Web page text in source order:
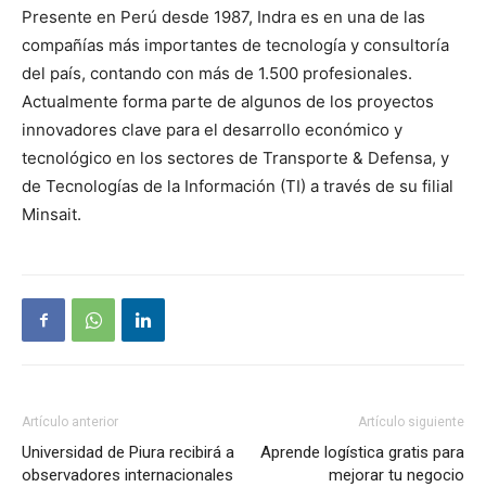
Presente en Perú desde 1987, Indra es en una de las
compañías más importantes de tecnología y consultoría
del país, contando con más de 1.500 profesionales.
Actualmente forma parte de algunos de los proyectos
innovadores clave para el desarrollo económico y
tecnológico en los sectores de Transporte & Defensa, y
de Tecnologías de la Información (TI) a través de su filial
Minsait.
Artículo anterior
Universidad de Piura recibirá a
observadores internacionales
Artículo siguiente
Aprende logística gratis para
mejorar tu negocio